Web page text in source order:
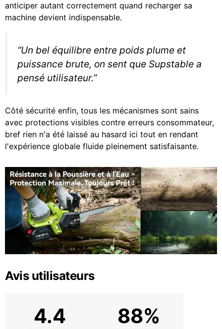
anticiper autant correctement quand recharger sa
machine devient indispensable.
“Un bel équilibre entre poids plume et
puissance brute, on sent que Supstable a
pensé utilisateur.”
Côté sécurité enfin, tous les mécanismes sont sains
avec protections visibles contre erreurs consommateur,
bref rien n'a été laissé au hasard ici tout en rendant
l'expérience globale fluide pleinement satisfaisante.
Avis utilisateurs
4.4 88%